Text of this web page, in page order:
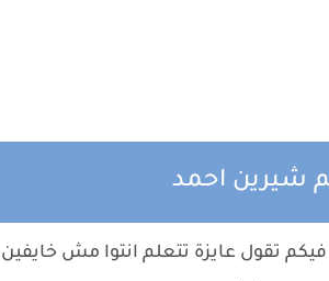
شيرين احمد
تقول عايزة تتعلم انتوا مش